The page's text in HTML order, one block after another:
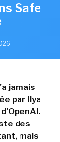
Safe
jamais
par Ilya
des
mais